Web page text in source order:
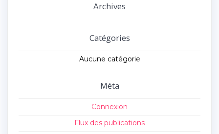
Archives
Catégories
Aucune catégorie
Méta
Connexion
Flux des publications